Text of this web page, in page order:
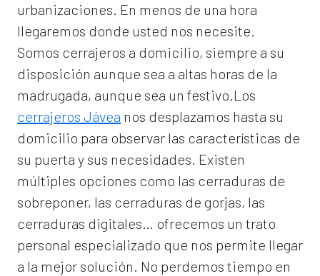
urbanizaciones. En menos de una hora
llegaremos donde usted nos necesite.
Somos cerrajeros a domicilio, siempre a su
disposición aunque sea a altas horas de la
madrugada, aunque sea un festivo.Los
cerrajeros Jávea nos desplazamos hasta su
domicilio para observar las características de
su puerta y sus necesidades. Existen
múltiples opciones como las cerraduras de
sobreponer, las cerraduras de gorjas, las
cerraduras digitales… ofrecemos un trato
personal especializado que nos permite llegar
a la mejor solución. No perdemos tiempo en